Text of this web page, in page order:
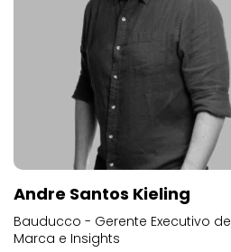
Andre Santos Kieling
Bauducco - Gerente Executivo de
Marca e Insights